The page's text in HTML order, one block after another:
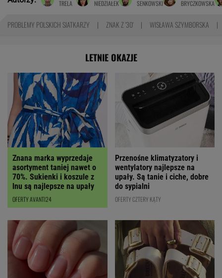
TRELA
NIEDZIAŁEK
SENKOWSKI
BRYCZKOWSKA
PROBLEMY POLSKICH SIATKARZY ZNAK Z '30' WISŁAWA SZYMBORSKA
LETNIE OKAZJE
Znana marka wyprzedaje
asortyment taniej nawet o
70%. Sukienki i koszule z
lnu są najlepsze na upały
OFERTY AVANTI24
Przenośne klimatyzatory i
wentylatory najlepsze na
upały. Są tanie i ciche, dobre
do sypialni
OFERTY CZTERY KĄTY